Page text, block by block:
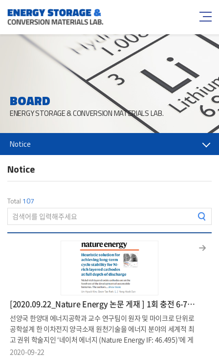
BOARD
ENERGY STORAGE & CONVERSION MATERIALS LAB.
Notice
Notice
Total 107
[2020.09.22_Nature Energy 논문 게재 ] 1회 충전 6-700km 주행 및 20년 사용 가능한 이차전지 논문 발표
선양국 한양대 에너지공학과 교수 연구팀이 원자 및 마이크로 단위로
공학설계 한 이차전지 양극소재 원천기술을 에너지 분야의 세계적 최
고 권위 학술지인 ‘네이처 에너지 (Nature Energy IF: 46.495)’에 게
재했다. 한양 배터리센터 선양국 교수(센터장, 윤종승 교수와 공동연
2020-09-22